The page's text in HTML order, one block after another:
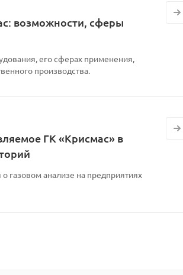
возможности, сферы
его сферах применения,
производства.
ГК «Крисмас» в
газовом анализе на предприятиях